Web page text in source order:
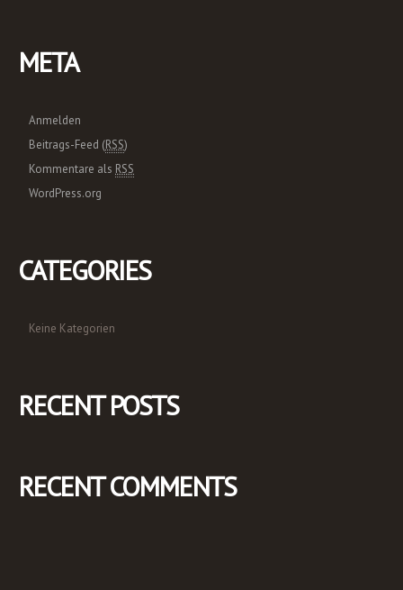
META
Anmelden
Beitrags-Feed (RSS)
Kommentare als RSS
WordPress.org
CATEGORIES
Keine Kategorien
RECENT POSTS
RECENT COMMENTS